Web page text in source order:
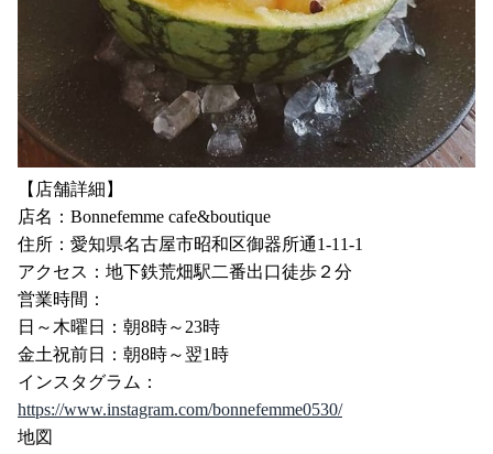
【店舗詳細】
店名：Bonnefemme cafe&boutique
住所：愛知県名古屋市昭和区御器所通1-11-1
アクセス：地下鉄荒畑駅二番出口徒歩２分
営業時間：
日～木曜日：朝8時～23時
金土祝前日：朝8時～翌1時
インスタグラム：
https://www.instagram.com/bonnefemme0530/
地図